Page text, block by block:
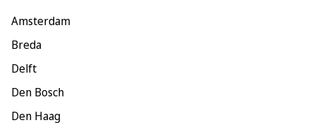
Amsterdam
Breda
Delft
Den Bosch
Den Haag